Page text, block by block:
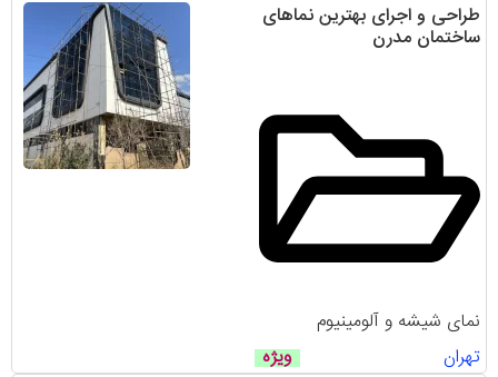
طراحی و اجرای بهترین نماهای
ساختمان مدرن
نمای شیشه و آلومینیوم
تهران
ویژه